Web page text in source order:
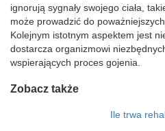
ignorują sygnały swojego ciała,
może prowadzić do
Kolejnym istotnym aspektem jest
dostarcza organizmowi
wspierających proces gojenia.
Zobacz także
Ile trwa